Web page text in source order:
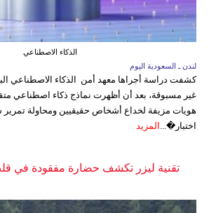
الذكاء الاصطناعي
لندن ـ السعودية اليوم
كشفت دراسة أجراها معهد أمن الذكاء الاصطناعي
غير مسبوقة، بعد أن أظهرت نماذج ذكاء اصطناعي
هويات مزيفة لخداع أشخاص حقيقيين ومحاولة
اختبار�... المزيد
تقنية ليزر تكشف حضارة مفقودة في